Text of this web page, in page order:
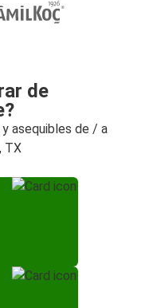
de
asequibles de / a
TX